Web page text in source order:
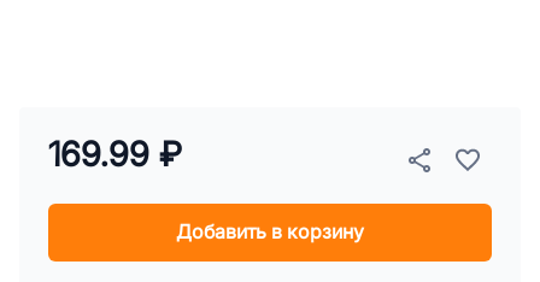
169.99 ₽
Добавить в корзину